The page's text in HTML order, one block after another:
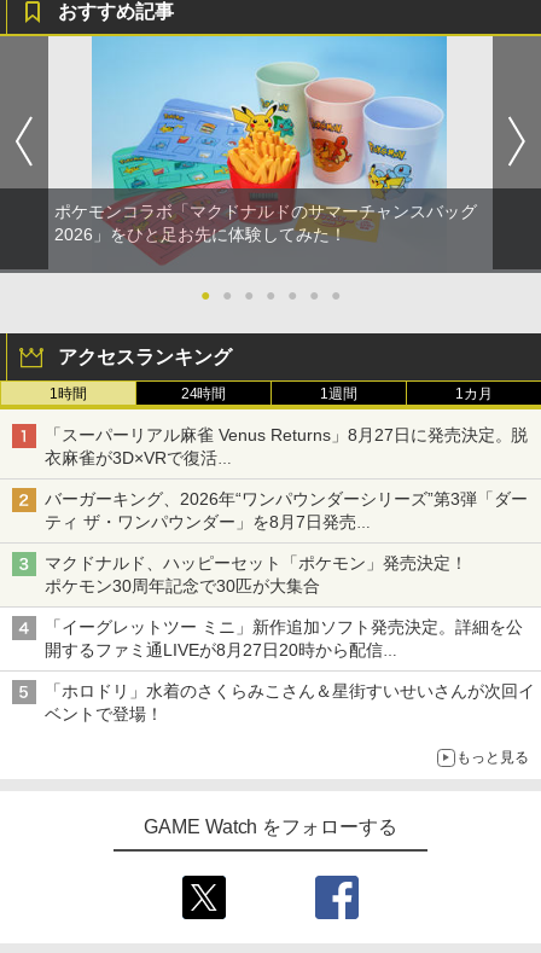
おすすめ記事
ポケモンコラボ「マクドナルドのサマーチャンスバッグ
2026」をひと足お先に体験してみた！
● ● ● ● ● ● ●
アクセスランキング
1時間 24時間 1週間 1カ月
「スーパーリアル麻雀 Venus Returns」8月27日に発売決定。脱
衣麻雀が3D×VRで復活
発売から2週間は20%オフになるセールが実施
バーガーキング、2026年“ワンパウンダーシリーズ”第3弾「ダー
ティ ザ・ワンパウンダー」を8月7日発売
「特製ガーリックマヨソース」を使用した超大型チーズバーガー
マクドナルド、ハッピーセット「ポケモン」発売決定！
ポケモン30周年記念で30匹が大集合
「イーグレットツー ミニ」新作追加ソフト発売決定。詳細を公
開するファミ通LIVEが8月27日20時から配信
シリーズ累計100タイトルへ
「ホロドリ」水着のさくらみこさん＆星街すいせいさんが次回イ
ベントで登場！
もっと見る
GAME Watch をフォローする